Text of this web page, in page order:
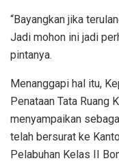
“Bayangkan jika
Jadi mohon ini jadi
pintanya.
Menanggapi hal itu,
Penataan Tata Ruang
menyampaikan
telah bersurat ke
Pelabuhan Kelas II